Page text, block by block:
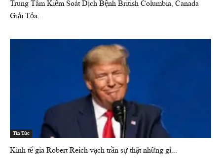
Trung Tâm Kiểm Soát Dịch Bệnh British Columbia, Canada
Giải Tỏa...
Tin Tức
Kinh tế gia Robert Reich vạch trần sự thật những gì...